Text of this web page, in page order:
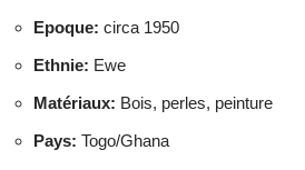
Epoque: circa 1950
Ethnie: Ewe
Matériaux: Bois, perles, peinture
Pays: Togo/Ghana